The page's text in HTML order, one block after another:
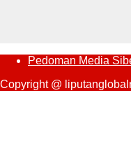
Pedoman Media
Copyright @